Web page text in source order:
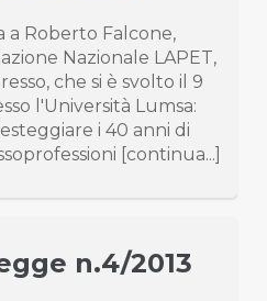
a Roberto Falcone,
Nazionale LAPET,
che si è svolto il 9
l'Università Lumsa:
i 40 anni di
[continua...]
n.4/2013